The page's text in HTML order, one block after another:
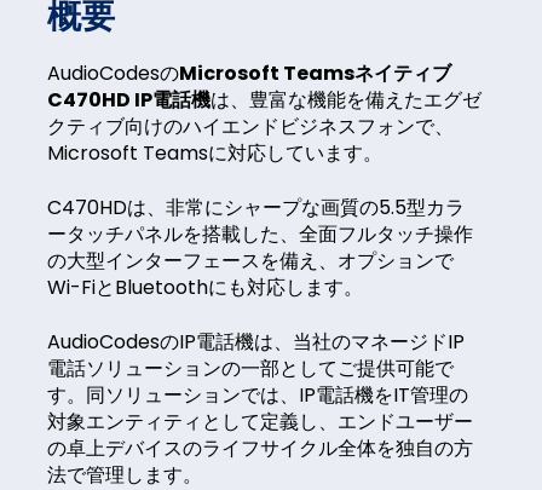
概要
AudioCodesのMicrosoft Teamsネイティブ
C470HD IP電話機は、豊富な機能を備えたエグゼ
クティブ向けのハイエンドビジネスフォンで、
Microsoft Teamsに対応しています。
C470HDは、非常にシャープな画質の5.5型カラ
ータッチパネルを搭載した、全面フルタッチ操作
の大型インターフェースを備え、オプションで
Wi-FiとBluetoothにも対応します。
AudioCodesのIP電話機は、当社のマネージドIP
電話ソリューションの一部としてご提供可能で
す。同ソリューションでは、IP電話機をIT管理の
対象エンティティとして定義し、エンドユーザー
の卓上デバイスのライフサイクル全体を独自の方
法で管理します。